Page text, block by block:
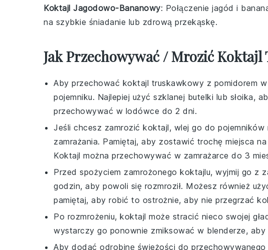
Koktajl Jagodowo-Bananowy: Połączenie jagód i
na szybkie śniadanie lub zdrową przekąskę.
Jak Przechowywać / Mrozić
Aby przechować koktajl truskawkowy z pomidorem
pojemniku. Najlepiej użyć szklanej butelki lub słoika,
przechowywać w lodówce do 2 dni.
Jeśli chcesz zamrozić koktajl, wlej go do
zamrażania. Pamiętaj, aby zostawić trochę miejsca
Koktajl można przechowywać w zamrażarce do 3
Przed spożyciem zamrożonego koktajlu, wyjmij go z
godzin, aby powoli się rozmroził. Możesz również
pamiętaj, aby robić to ostrożnie, aby nie przegrzać
Po rozmrożeniu, koktajl może stracić nieco swojej
wystarczy go ponownie zmiksować w blenderze,
Aby dodać odrobinę świeżości do przechowywanego